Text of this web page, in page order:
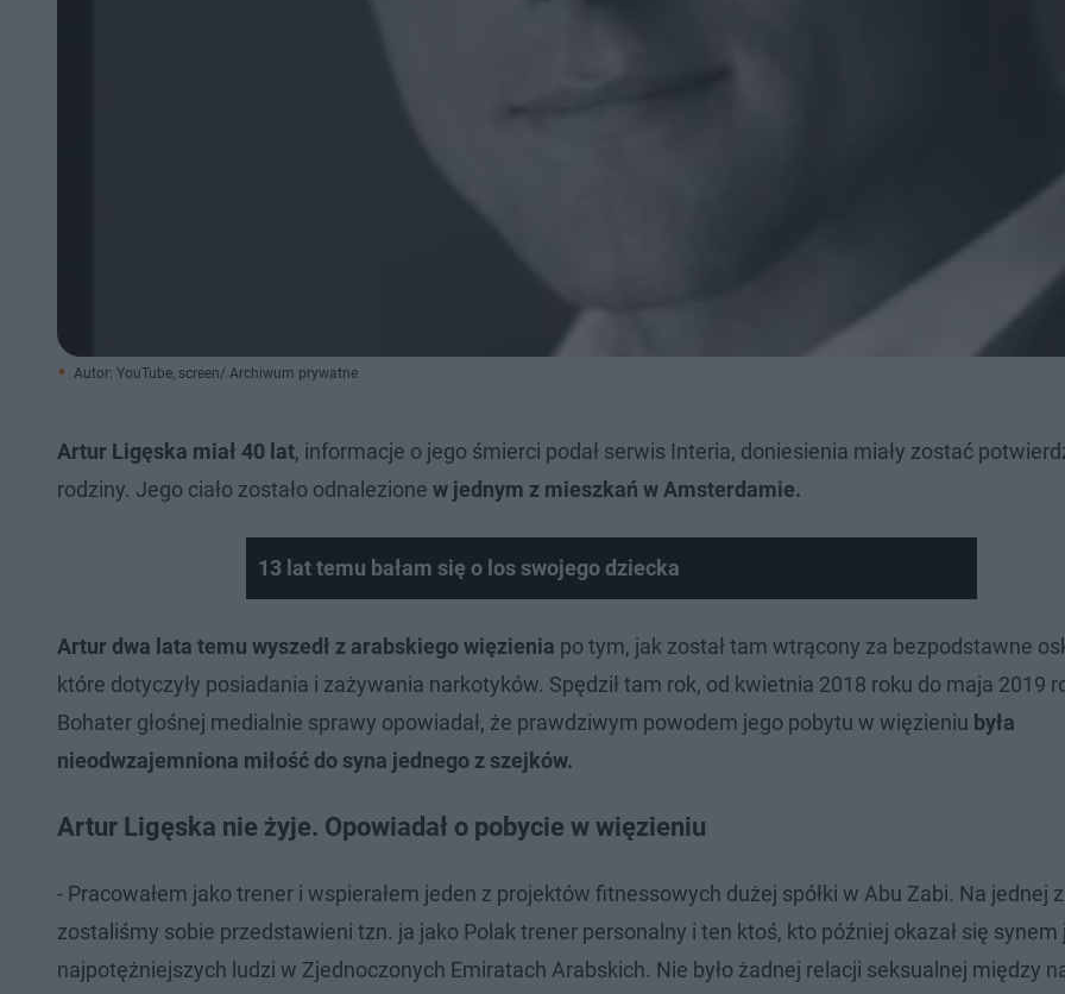
Autor: YouTube, screen/ Archiwum prywatne
Artur Ligęska miał 40 lat, informacje o jego śmierci podał serwis Interia, doniesienia miały zostać
rodziny. Jego ciało zostało odnalezione w jednym z mieszkań w Amsterdamie.
13 lat temu bałam się o los swojego dziecka
Artur dwa lata temu wyszedł z arabskiego więzienia po tym, jak został tam wtrącony za bezpodstawne
które dotyczyły posiadania i zażywania narkotyków. Spędził tam rok, od kwietnia 2018 roku do maja 2019
Bohater głośnej medialnie sprawy opowiadał, że prawdziwym powodem jego pobytu w więzieniu była
nieodwzajemniona miłość do syna jednego z szejków.
Artur Ligęska nie żyje. Opowiadał o pobycie w więzieniu
- Pracowałem jako trener i wspierałem jeden z projektów fitnessowych dużej spółki w Abu Zabi. Na jednej
zostaliśmy sobie przedstawieni tzn. ja jako Polak trener personalny i ten ktoś, kto później okazał się synem
najpotężniejszych ludzi w Zjednoczonych Emiratach Arabskich. Nie było żadnej relacji seksualnej między